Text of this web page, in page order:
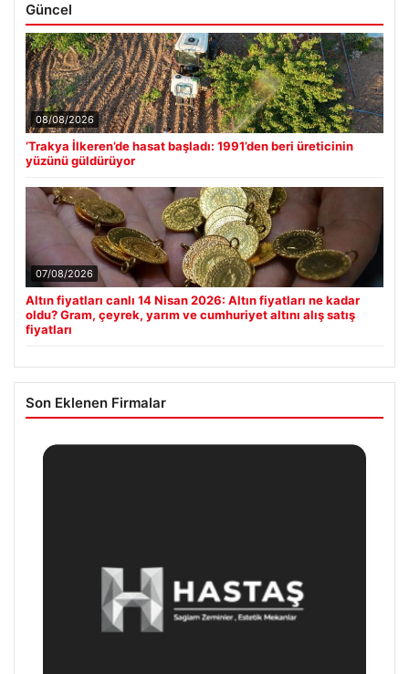
Güncel
08/08/2026
‘Trakya İlkeren’de hasat başladı: 1991’den beri üreticinin
yüzünü güldürüyor
07/08/2026
Altın fiyatları canlı 14 Nisan 2026: Altın fiyatları ne kadar
oldu? Gram, çeyrek, yarım ve cumhuriyet altını alış satış
fiyatları
Son Eklenen Firmalar